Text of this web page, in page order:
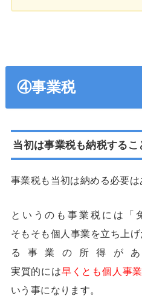
④事業税
当初は事業税も納税するこ
事業税も当初は納める必要は
というのも事業税には「
そもそも個人事業を立ち上
る事業の所得が
実質的には早くとも個人事
いう事になります。